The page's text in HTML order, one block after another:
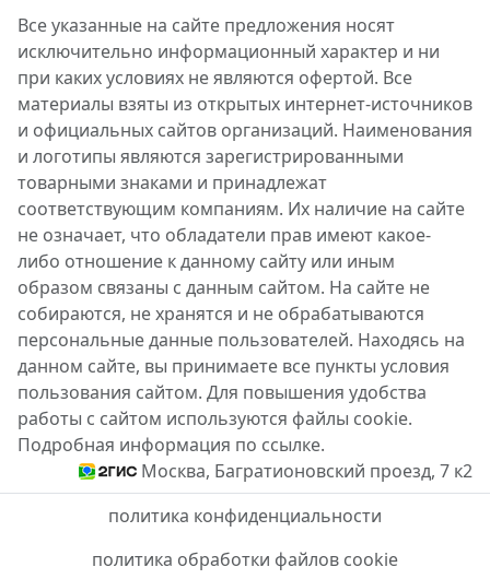
Все указанные на сайте предложения носят
исключительно информационный характер и ни
при каких условиях не являются офертой. Все
материалы взяты из открытых интернет-источников
и официальных сайтов организаций. Наименования
и логотипы являются зарегистрированными
товарными знаками и принадлежат
соответствующим компаниям. Их наличие на сайте
не означает, что обладатели прав имеют какое-
либо отношение к данному сайту или иным
образом связаны с данным сайтом. На сайте не
собираются, не хранятся и не обрабатываются
персональные данные пользователей. Находясь на
данном сайте, вы принимаете все пункты условия
пользования сайтом. Для повышения удобства
работы с сайтом используются файлы cookie.
Подробная информация по ссылке.
Москва, Багратионовский проезд, 7 к2
политика конфиденциальности
политика обработки файлов cookie